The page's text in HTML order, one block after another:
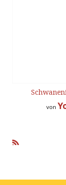
von